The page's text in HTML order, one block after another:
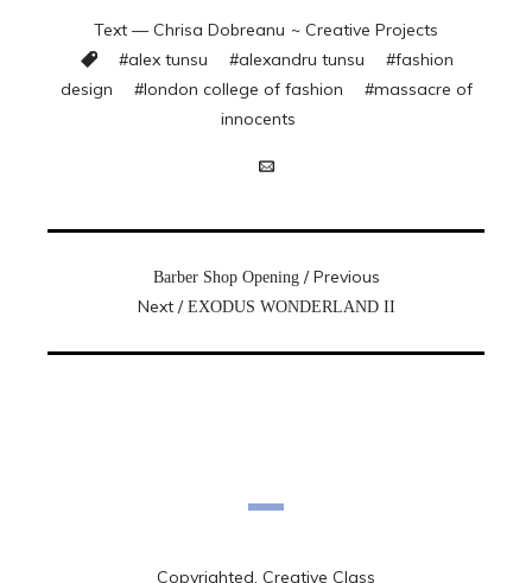
Text —Chrisa Dobreanu ~ Creative Projects
#alex tunsu #alexandru tunsu #fashion
design
#london college of fashion #massacre of
innocents
Barber Shop Opening/ Previous
Next / EXODUS WONDERLAND II
Copyrighted, Creative Class